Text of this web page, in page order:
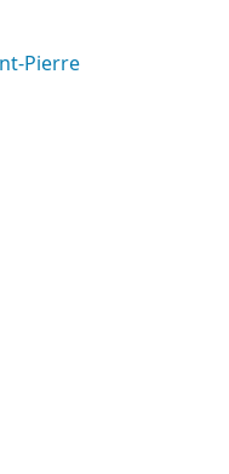
Pierre